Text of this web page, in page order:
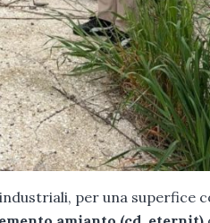
per una superfice